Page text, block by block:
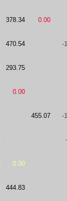
378.34 0.00
470.54 -
293.75
0.00
455.07 -
0.00
444.83